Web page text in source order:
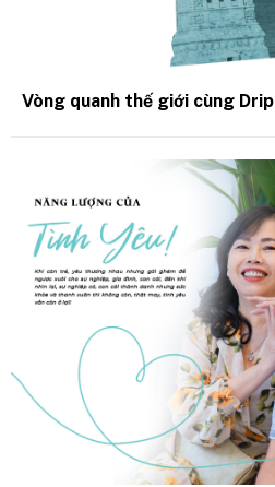
Vòng quanh thế giới cùng Drip